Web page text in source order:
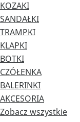
KOZAKI
SANDAŁKI
TRAMPKI
KLAPKI
BOTKI
CZÓŁENKA
BALERINKI
AKCESORIA
Zobacz wszystkie